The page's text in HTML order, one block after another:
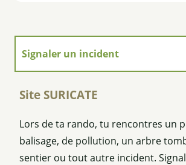
Signaler un incident
La Réserve Ristolas Mont Viso
Parce qu'un randonneur averti...
Site SURICATE
Lors de ta rando, tu rencontres un
balisage, de pollution, un arbre
sentier ou tout autre incident.